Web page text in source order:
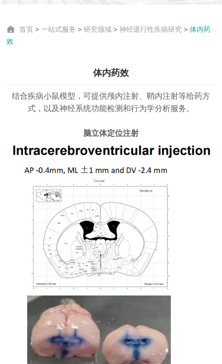
首页 >一站式服务 >研究领域 >神经退行性疾病研究 >体内药
效
体内药效
结合疾病小鼠模型，可提供颅内注射、鞘内注射等给药方
式，以及神经系统功能检测和行为学分析服务。
脑立体定位注射